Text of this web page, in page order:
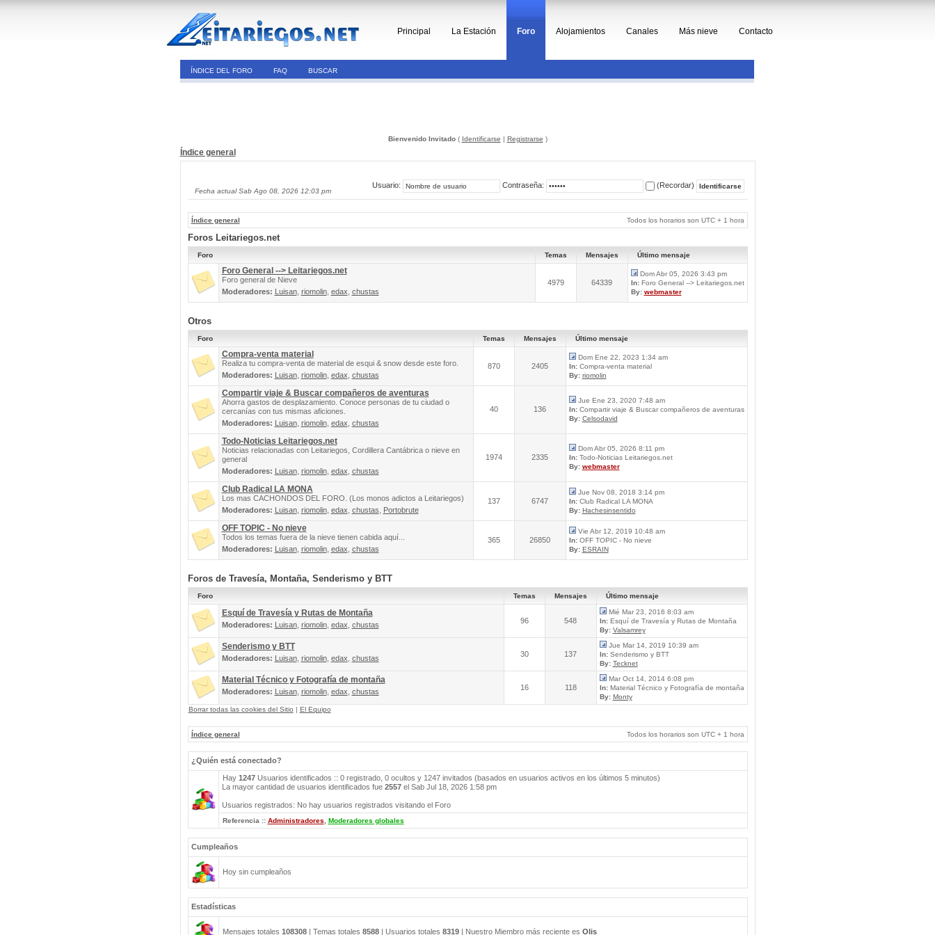
Principal La Estación Foro Alojamientos Canales Más nieve Contacto
ÍNDICE DEL FORO FAQ BUSCAR
Bienvenido Invitado( Identificarse | Registrarse )
Índice general
Fecha actual Sab Ago 08, 2026 12:03 pm
Usuario: Contraseña: (Recordar)
Índice general Todos los horarios son UTC + 1 hora
Foros Leitariegos.net
Foro Temas Mensajes Último mensaje
Foro General --> Leitariegos.net
Foro general de Nieve
Moderadores: Luisan, riomolin, edax chustas
4979 64339
Dom Abr 05, 2026 3:43 pm
In:Foro General --> Leitariegos.net
By: webmaster
Otros
Foro Temas Mensajes Último mensaje
Compra-venta material
Realiza tu compra-venta de material de esqui & snow desde este foro.
Moderadores: Luisan, riomolin, edax chustas
870 2405
Dom Ene 22, 2023 1:34 am
In:Compra-venta material
By: riomolin
Compartir viaje & Buscar compañeros de aventuras
Ahorra gastos de desplazamiento. Conoce personas de tu ciudad o
cercanías con tus mismas aficiones.
Moderadores: Luisan, riomolin, edax chustas
40 136
Jue Ene 23, 2020 7:48 am
In:Compartir viaje & Buscar compañeros de aventuras
By: Celsodavid
Todo-Noticias Leitariegos.net
Noticias relacionadas con Leitariegos, Cordillera Cantábrica o nieve en
general
Moderadores: Luisan, riomolin, edax chustas
1974 2335
Dom Abr 05, 2026 8:11 pm
In:Todo-Noticias Leitariegos.net
By: webmaster
Club Radical LA MONA
Los mas CACHONDOS DEL FORO. (Los monos adictos a Leitariegos)
Moderadores: Luisan, riomolin, edax chustas Portobrute
137 6747
Jue Nov 08, 2018 3:14 pm
In:Club Radical LA MONA
By: Hachesinsentido
OFF TOPIC - No nieve
Todos los temas fuera de la nieve tienen cabida aquí...
Moderadores: Luisan, riomolin, edax chustas
365 26850
Vie Abr 12, 2019 10:48 am
In:OFF TOPIC - No nieve
By: ESRAIN
Foros de Travesía, Montaña, Senderismo y BTT
Foro Temas Mensajes Último mensaje
Esquí de Travesía y Rutas de Montaña
Moderadores: Luisan, riomolin, edax chustas 96 548
Mié Mar 23, 2016 8:03 am
In:Esquí de Travesía y Rutas de Montaña
By: Valsamrey
Senderismo y BTT
Moderadores: Luisan, riomolin, edax chustas 30 137
Jue Mar 14, 2019 10:39 am
In:Senderismo y BTT
By: Tecknet
Material Técnico y Fotografía de montaña
Moderadores: Luisan, riomolin, edax chustas 16 118
Mar Oct 14, 2014 6:08 pm
In:Material Técnico y Fotografía de montaña
By: Monty
Borrar todas las cookies del Sitio | El Equipo
Índice general Todos los horarios son UTC + 1 hora
¿Quién está conectado?
Hay 1247Usuarios identificados :: 0 registrado, 0 ocultos y 1247 invitados (basados en usuarios activos en los últimos 5 minutos)
La mayor cantidad de usuarios identificados fue 2557el Sab Jul 18, 2026 1:58 pm
Usuarios registrados: No hay usuarios registrados visitando el Foro
Referencia :: Administradores Moderadores globales
Cumpleaños
Hoy sin cumpleaños
Estadísticas
Mensajes totales 108308| Temas totales 8588| Usuarios totales 8319| Nuestro Miembro más reciente es Olis